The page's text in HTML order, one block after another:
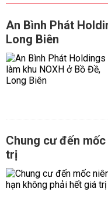
An Bình Phát
Long Biên
Chung cư đến
trị